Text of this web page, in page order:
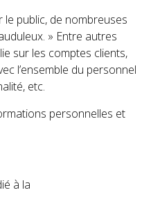
public, de nombreuses
» Entre autres
sur les comptes clients,
l’ensemble du personnel
etc.
personnelles et
à la